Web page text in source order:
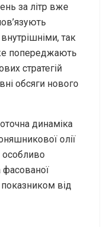
за літр вже
так
попереджають
стратегій
обсяги нового
динаміка
олії
особливо
фасованої
від